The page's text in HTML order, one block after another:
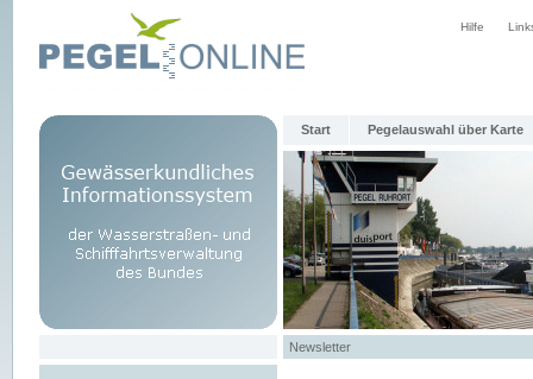
Hilfe
Start Pegelauswahl über Karte
Newsletter